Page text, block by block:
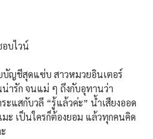
บไวน์
สุดแซ่บ สาวหมวยอินเตอร์
ารัก จนแม่ ๆ ถึงกับอุทานว่า
ะแสกับวลี “รู้แล้วค่ะ” น้ำเสียงออด
ะ เป็นใครก็ต้องยอม แล้วทุกคนคิด